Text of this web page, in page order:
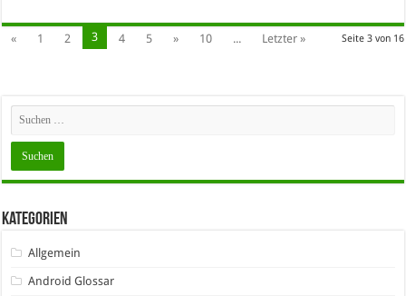
Seite 3 von 16
« 1 2 3 4 5 » 10 ... Letzter »
Kategorien
Allgemein
Android Glossar